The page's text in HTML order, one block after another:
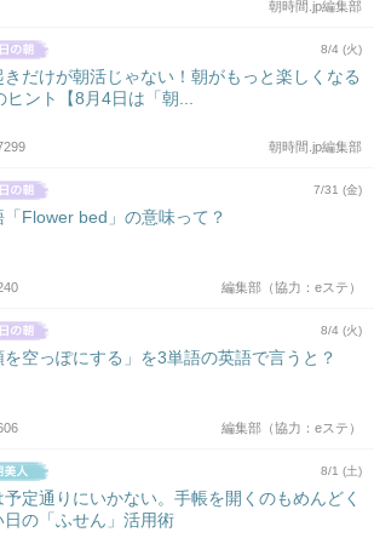
朝時間.jp編集部
8/4 (火)
きだけが朝活じゃない！朝がもっと楽しくなる
ヒント【8月4日は「朝...
朝時間.jp編集部
7/31 (金)
「Flower bed」の意味って？
編集部（協力：eステ）
8/4 (火)
を空っぽにする」を3単語の英語で言うと？
編集部（協力：eステ）
8/1 (土)
予定通りにいかない。手帳を開くのもめんどく
日の「ふせん」活用術